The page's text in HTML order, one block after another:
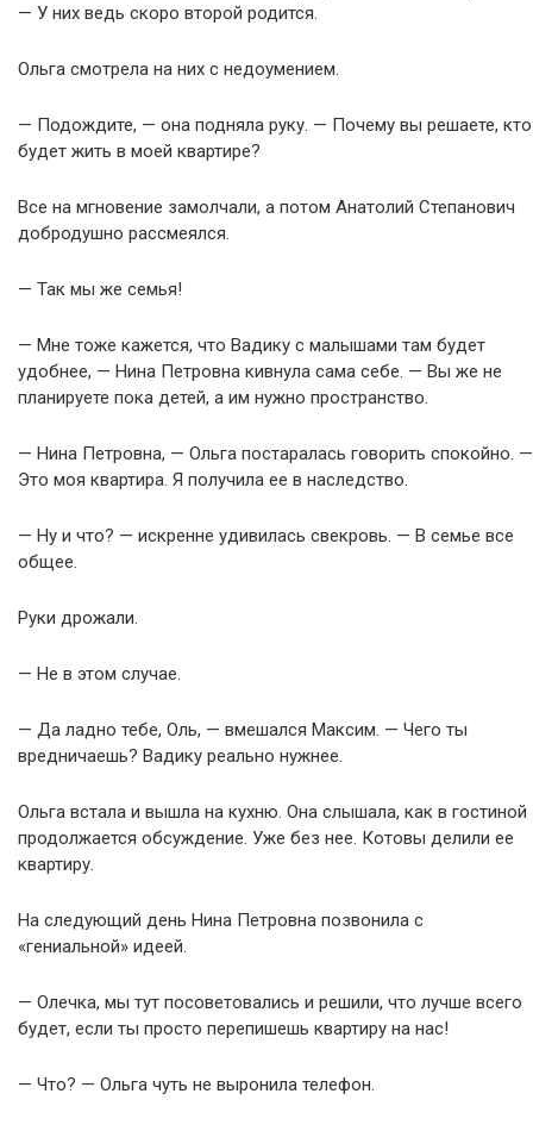
— У них ведь скоро второй родится.
Ольга смотрела на них с недоумением.
— Подождите, — она подняла руку. — Почему вы решаете, кто
будет жить в моей квартире?
Все на мгновение замолчали, а потом Анатолий Степанович
добродушно рассмеялся.
— Так мы же семья!
— Мне тоже кажется, что Вадику с малышами там будет
удобнее, — Нина Петровна кивнула сама себе. — Вы же не
планируете пока детей, а им нужно пространство.
— Нина Петровна, — Ольга постаралась говорить спокойно. —
Это моя квартира. Я получила ее в наследство.
— Ну и что? — искренне удивилась свекровь. — В семье все
общее.
Руки дрожали.
— Не в этом случае.
— Да ладно тебе, Оль, — вмешался Максим. — Чего ты
вредничаешь? Вадику реально нужнее.
Ольга встала и вышла на кухню. Она слышала, как в гостиной
продолжается обсуждение. Уже без нее. Котовы делили ее
квартиру.
На следующий день Нина Петровна позвонила с
«гениальной» идеей.
— Олечка, мы тут посоветовались и решили, что лучше всего
будет, если ты просто перепишешь квартиру на нас!
— Что? — Ольга чуть не выронила телефон.